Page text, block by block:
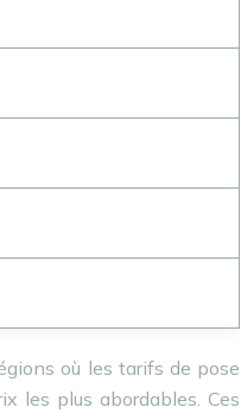
où les tarifs de pose
les plus abordables. Ces